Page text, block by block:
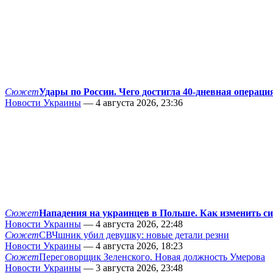
СюжетУдары по России. Чего достигла 40-дневная
Новости Украины — 4 августа 2026, 23:36
СюжетНападения на украинцев в Польше. Как изменить
Новости Украины — 4 августа 2026, 22:48
СюжетСВЧшник убил девушку: новые детали резни
Новости Украины — 4 августа 2026, 18:23
СюжетПереговорщик Зеленского. Новая должность Умерова
Новости Украины — 3 августа 2026, 23:48